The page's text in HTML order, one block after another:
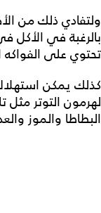
ولتفادي ذلك من
بالرغبة في الأكل
تحتوي على الفواكه
كذلك يمكن
لهرمون التوتر مثل
البطاطا والموز